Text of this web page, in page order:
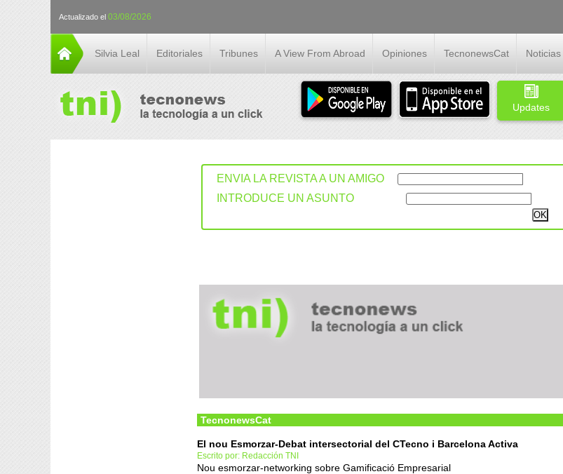
Actualizado el 03/08/2026
Silvia Leal Editoriales Tribunes A View From Abroad Opiniones TecnonewsCat Noticias
Updates
ENVIA LA REVISTA A UN AMIGO
INTRODUCE UN ASUNTO
TecnonewsCat
El nou Esmorzar-Debat intersectorial del CTecno i Barcelona Activa
Escrito por: Redacción TNI
Nou esmorzar-networking sobre Gamificació Empresarial